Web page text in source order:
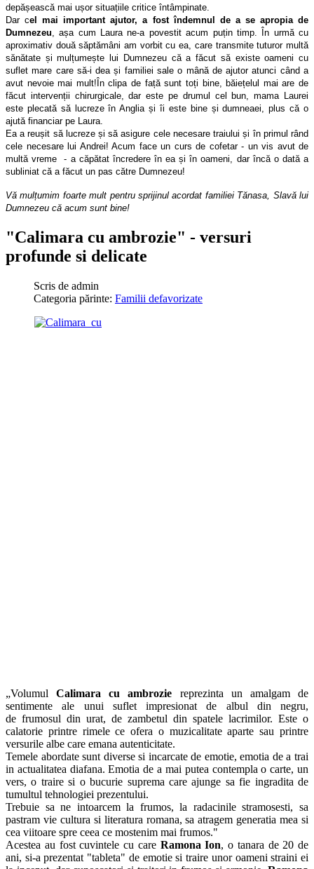
depășească mai ușor situațiile critice întâmpinate.
Dar cel mai important ajutor, a fost îndemnul de a se apropia de
Dumnezeu , așa cum Laura ne-a povestit acum puțin timp. În urmă cu
aproximativ două săptămâni am vorbit cu ea, care transmite tuturor multă
sănătate și mulțumește lui Dumnezeu că a făcut să existe oameni cu
suflet mare care să-i dea și familiei sale o mână de ajutor atunci când a
avut nevoie mai mult! În clipa de față sunt toți bine, băiețelul mai are de
făcut intervenții chirurgicale, dar este pe drumul cel bun, mama Laurei
este plecată să lucreze în Anglia și îi este bine și dumneaei, plus că o
ajută financiar pe Laura.
Ea a reușit să lucreze și să asigure cele necesare traiului și în primul rând
cele necesare lui Andrei! Acum face un curs de cofetar - un vis avut de
multă vreme - a căpătat încredere în ea și în oameni, dar încă o dată a
subliniat că a făcut un pas către Dumnezeu!
Vă mulțumim foarte mult pentru sprijinul acordat familiei Tănasa, Slavă lui
Dumnezeu că acum sunt bine!
"Calimara cu ambrozie" - versuri
profunde si delicate
Scris de admin
Categoria părinte: Familii defavorizate
„VolumulCalimara cu ambrozie reprezinta un amalgam de
sentimente ale unui suflet impresionat de albul din negru,
de frumosul din urat, de zambetul din spatele lacrimilor. Este o
calatorie printre rimele ce ofera o muzicalitate aparte sau printre
versurile albe care emana autenticitate.
Temele abordate sunt diverse si incarcate de emotie, emotia de a trai
in actualitatea diafana. Emotia de a mai putea contempla o carte, un
vers, o traire si o bucurie suprema care ajunge sa fie ingradita de
tumultul tehnologiei prezentului.
Trebuie sa ne intoarcem la frumos, la radacinile stramosesti, sa
pastram vie cultura si literatura romana, sa atragem generatia mea si
cea viitoare spre ceea ce mostenim mai frumos."
Acestea au fost cuvintele cu careRamona Ion, o tanara de 20 de
ani, si-a prezentat "tableta" de emotie si traire unor oameni straini ei